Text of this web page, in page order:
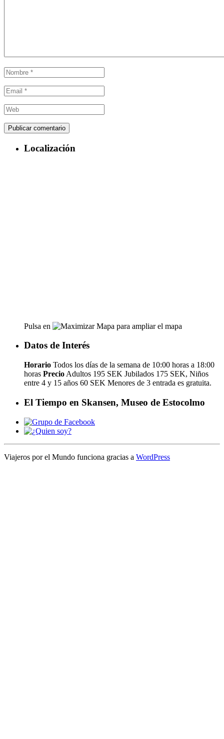
Localización
Pulsa en para ampliar el mapa
Datos de Interés
Horario Todos los días de la semana de 10:00 horas a 18:00
horas Precio Adultos 195 SEK Jubilados 175 SEK, Niños
entre 4 y 15 años 60 SEK Menores de 3 entrada es gratuita.
El Tiempo en Skansen, Museo de Estocolmo
Viajeros por el Mundo funciona gracias a WordPress